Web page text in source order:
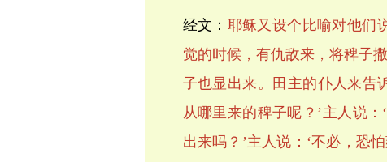
经文： 耶稣又设个比喻对他们
觉的时候，有仇敌来，将稗子
子也显出来。田主的仆人来告
从哪里来的稗子呢？’主人说
出来吗？’主人说：‘不必，恐